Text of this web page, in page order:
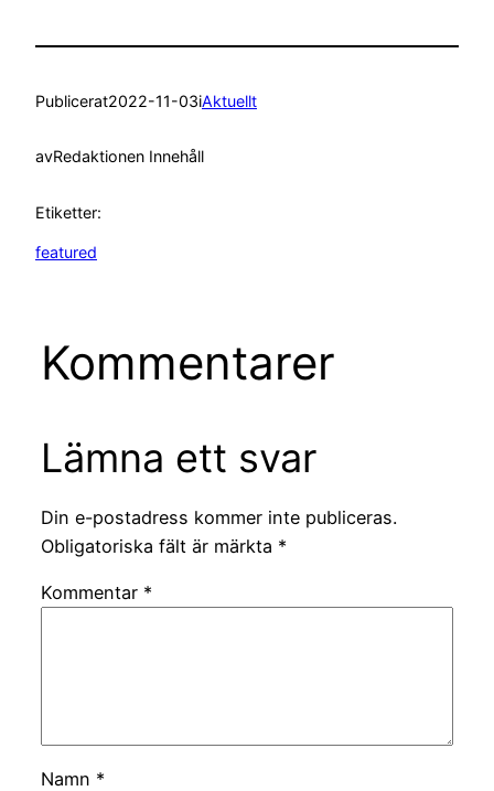
Publicerat2022-11-03iAktuellt
avRedaktionen Innehåll
Etiketter:
featured
Kommentarer
Lämna ett svar
Din e-postadress kommer inte publiceras.
Obligatoriska fält är märkta *
Kommentar *
Namn *